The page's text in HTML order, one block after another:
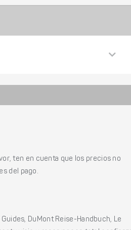
ten en cuenta que los precios no
del pago.
DuMont Reise-Handbuch, Le